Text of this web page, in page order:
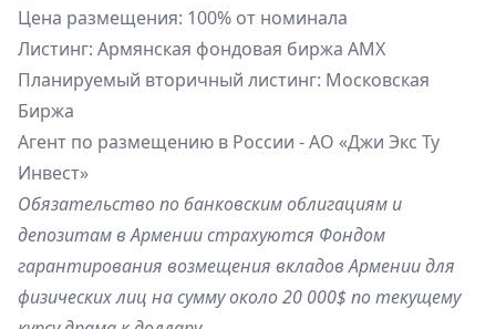
Цена размещения: 100% от номинала
Листинг: Армянская фондовая биржа AMX
Планируемый вторичный листинг: Московская
Биржа
Агент по размещению в России - АО «Джи Экс Ту
Инвест»
Обязательство по банковским облигациям и
депозитам в Армении страхуются Фондом
гарантирования возмещения вкладов Армении для
физических лиц на сумму около 20 000$ по текущему